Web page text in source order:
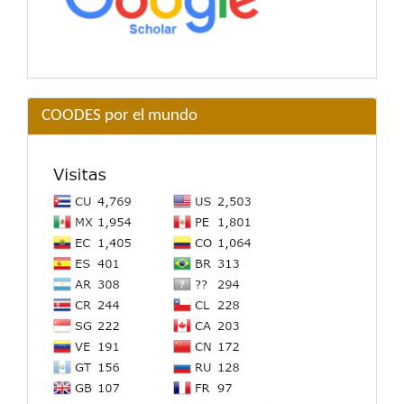
COODES por el mundo